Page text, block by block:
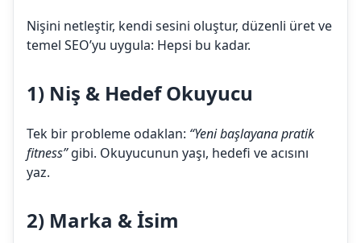
Nişini netleştir, kendi sesini oluştur, düzenli üret ve
temel SEO’yu uygula: Hepsi bu kadar.
1) Niş & Hedef Okuyucu
Tek bir probleme odaklan: “Yeni başlayana pratik
fitness”gibi. Okuyucunun yaşı, hedefi ve acısını
yaz.
2) Marka & İsim